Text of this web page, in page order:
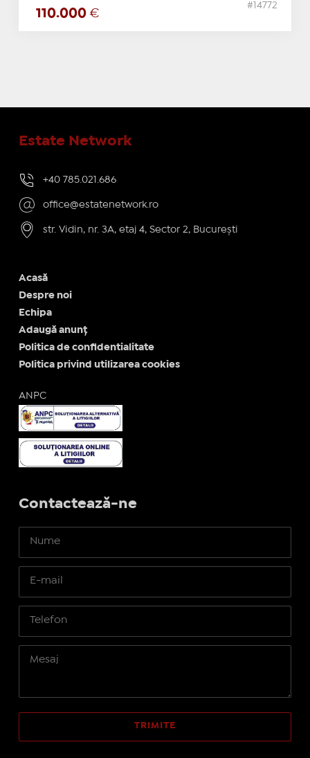
110.000 €
#14772
Estate Network
+40 785.021.686
office@estatenetwork.ro
str. Vidin, nr. 3A, etaj 4, Sector 2, București
Acasă
Despre noi
Echipa
Adaugă anunț
Politica de confidentialitate
Politica privind utilizarea cookies
ANPC
Contactează-ne